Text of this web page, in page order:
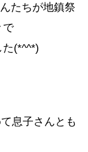
たちが地鎮祭
(*^^*)
息子さんとも